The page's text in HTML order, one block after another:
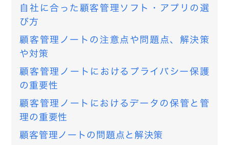
自社に合った顧客管理ソフト・アプリの選
び方
顧客管理ノートの注意点や問題点、解決策
や対策
顧客管理ノートにおけるプライバシー保護
の重要性
顧客管理ノートにおけるデータの保管と管
理の重要性
顧客管理ノートの問題点と解決策